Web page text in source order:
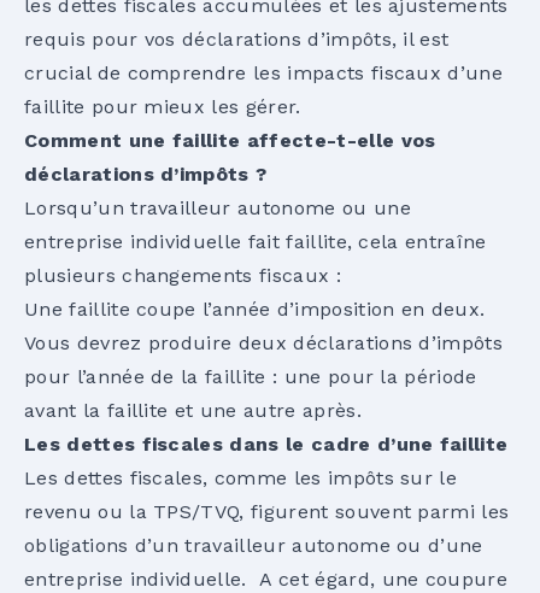
les dettes fiscales accumulées et les ajustements
requis pour vos déclarations d’impôts, il est
crucial de comprendre les impacts fiscaux d’une
faillite pour mieux les gérer.
Comment une faillite affecte-t-elle vos
déclarations d’impôts ?
Lorsqu’un travailleur autonome ou une
entreprise individuelle fait faillite, cela entraîne
plusieurs changements fiscaux :
Une faillite coupe l’année d’imposition en deux.
Vous devrez produire deux déclarations d’impôts
pour l’année de la faillite : une pour la période
avant la faillite et une autre après.
Les dettes fiscales dans le cadre d’une faillite
Les dettes fiscales, comme les impôts sur le
revenu ou la TPS/TVQ, figurent souvent parmi les
obligations d’un travailleur autonome ou d’une
entreprise individuelle.
A cet égard, une coupure